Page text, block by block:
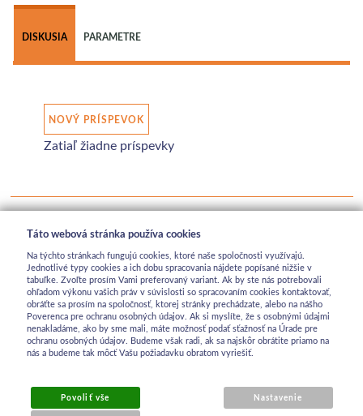
DISKUSIA PARAMETRE
NOVÝ PRÍSPEVOK
Zatiaľ žiadne príspevky
Táto webová stránka používa cookies
Na týchto stránkach fungujú cookies, ktoré naše spoločnosti využívajú.
Jednotlivé typy cookies a ich dobu spracovania nájdete popísané nižšie v
tabuľke. Zvoľte prosím Vami preferovaný variant. Ak by ste nás potrebovali
ohľadom výkonu vašich práv v súvislosti so spracovaním cookies kontaktovať,
obráťte sa prosím na spoločnosť, ktorej stránky prechádzate, alebo na nášho
Poverenca pre ochranu osobných údajov. Ak si myslíte, že s osobnými údajmi
nenakladáme, ako by sme mali, máte možnosť podať sťažnosť na Úrade pre
ochranu osobných údajov. Budeme však radi, ak sa najskôr obrátite priamo na
nás a budeme tak môcť Vašu požiadavku obratom vyriešiť.
Povoliť vše Nastavenie